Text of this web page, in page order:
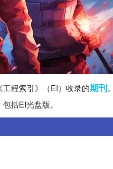
工程索引》（EI）收录的期刊
括EI光盘版。